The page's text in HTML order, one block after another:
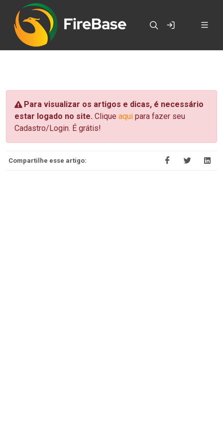
Para visualizar os artigos e dicas, é necessário
estar logado no site. Clique aqui para fazer seu
Cadastro/Login. É grátis!
Compartilhe esse artigo: